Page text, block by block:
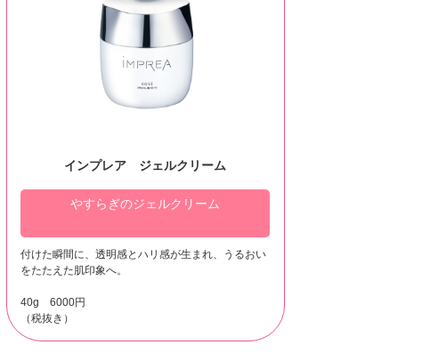
インプレア ジェルクリーム
やすらぎのジェルクリーム
付けた瞬間に、透明感とハリ感が生まれ、うるおい
をたたえた肌印象へ。
40g 6000円
（税抜き）